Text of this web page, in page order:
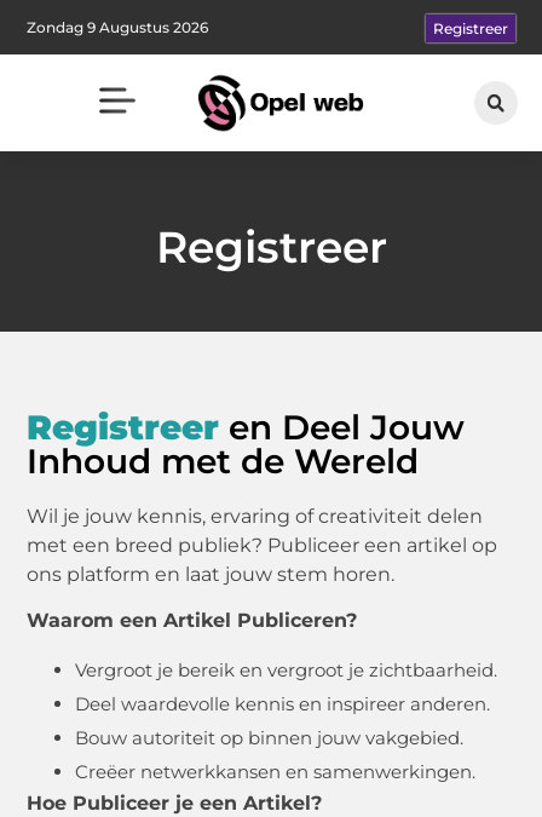
Zondag 9 Augustus 2026 Registreer
Registreer
Registreer​​ en Deel Jouw
Inhoud met de Wereld
Wil je jouw kennis, ervaring of creativiteit delen
met een breed publiek? Publiceer een artikel op
ons platform en laat jouw stem horen.
Waarom een Artikel Publiceren?
Vergroot je bereik en vergroot je zichtbaarheid.
Deel waardevolle kennis en inspireer anderen.
Bouw autoriteit op binnen jouw vakgebied.
Creëer netwerkkansen en samenwerkingen.
Hoe Publiceer je een Artikel?